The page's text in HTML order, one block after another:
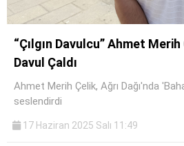
“Çılgın Davulcu” Ahmet Merih
Davul Çaldı
Ahmet Merih Çelik, Ağrı Dağı'nda
seslendirdi
17 Haziran 2025 Salı 11:49